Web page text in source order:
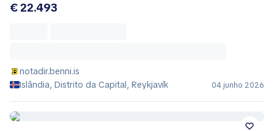
€ 22.493
notadir.benni.is
Islândia, Distrito da Capital, Reykjavík
04 junho 2026